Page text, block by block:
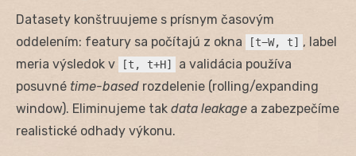
Datasety konštruujeme s prísnym časovým
oddelením: featury sa počítajú z okna
[t−W, t] , label
meria výsledok v
[t, t+H]
a validácia používa
posuvné time-based rozdelenie (rolling/expanding
window). Eliminujeme tak data leakage a zabezpečíme
realistické odhady výkonu.